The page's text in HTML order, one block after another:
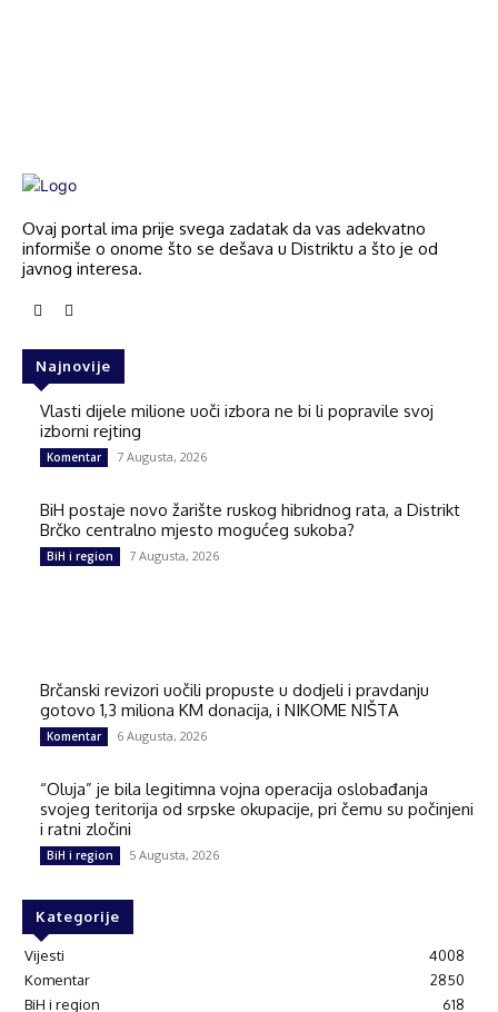
Ovaj portal ima prije svega zadatak da vas adekvatno
informiše o onome što se dešava u Distriktu a što je od
javnog interesa.
Najnovije
Vlasti dijele milione uoči izbora ne bi li popravile svoj
izborni rejting
Komentar 7 Augusta, 2026
BiH postaje novo žarište ruskog hibridnog rata, a Distrikt
Brčko centralno mjesto mogućeg sukoba?
BiH i region 7 Augusta, 2026
Brčanski revizori uočili propuste u dodjeli i pravdanju
gotovo 1,3 miliona KM donacija, i NIKOME NIŠTA
Komentar 6 Augusta, 2026
“Oluja” je bila legitimna vojna operacija oslobađanja
svojeg teritorija od srpske okupacije, pri čemu su počinjeni
i ratni zločini
BiH i region 5 Augusta, 2026
Kategorije
Vijesti
4008
Komentar
2850
BiH i region
618